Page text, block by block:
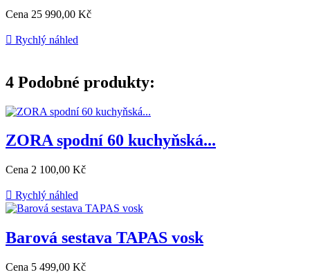
Cena 25 990,00 Kč
 Rychlý náhled
4 Podobné produkty:
ZORA spodní 60 kuchyňská...
Cena 2 100,00 Kč
 Rychlý náhled
Barová sestava TAPAS vosk
Cena 5 499,00 Kč